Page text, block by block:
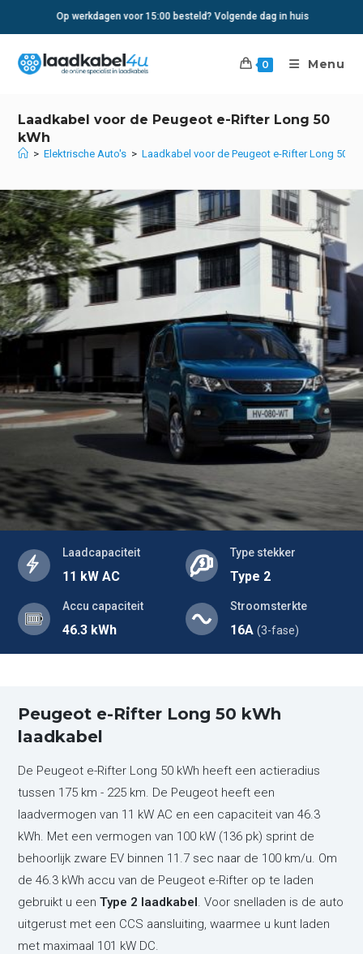
Op werkdagen voor 15:00 besteld? Volgende dag in huis
0 Menu
Laadkabel voor de Peugeot e-Rifter Long 50
kWh
> Elektrische Auto's > Laadkabel voor de Peugeot e-Rifter Long 50
Laadcapaciteit
11 kW AC
Type stekker
Type 2
Accu capaciteit
46.3 kWh
Stroomsterkte
16A (3-fase)
Peugeot e-Rifter Long 50 kWh
laadkabel
De Peugeot e-Rifter Long 50 kWh heeft een actieradius
tussen 175 km - 225 km. De Peugeot heeft een
laadvermogen van 11 kW AC en een capaciteit van 46.3
kWh. Met een vermogen van 100 kW (136 pk) sprint de
behoorlijk zware EV binnen 11.7 sec naar de 100 km/u. Om
de 46.3 kWh accu van de Peugeot e-Rifter op te laden
gebruikt u eenType 2 laadkabel. Voor snelladen is de auto
uitgerust met een CCS aansluiting, waarmee u kunt laden
met maximaal 101 kW DC.